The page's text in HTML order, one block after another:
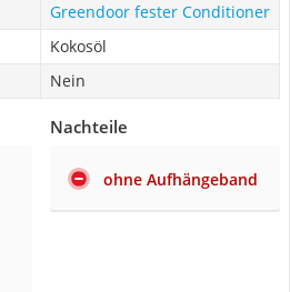
Greendoor fester Conditioner
Kokosöl
Nein
Nachteile
ohne Aufhängeband